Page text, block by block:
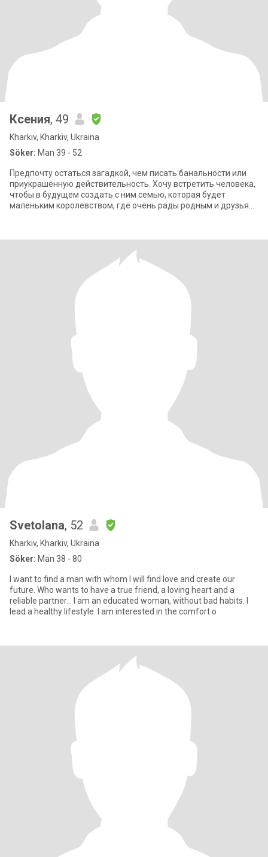
Ксения, 49
Kharkiv, Kharkiv, Ukraina
Söker: Man 39 - 52
Предпочту остаться загадкой, чем писать банальности или
приукрашенную действительность. Хочу встретить человека,
чтобы в будущем создать с ним семью, которая будет
маленьким королевством, где очень рады родным и друзьям,
Svetolana, 52
Kharkiv, Kharkiv, Ukraina
Söker: Man 38 - 80
I want to find a man with whom I will find love and create our
future. Who wants to have a true friend, a loving heart and a
reliable partner... I am an educated woman, without bad habits. I
lead a healthy lifestyle. I am interested in the comfort o